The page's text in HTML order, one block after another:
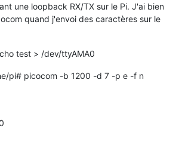
une loopback RX/TX sur le Pi. J'ai bien
quand j'envoi des caractères sur le
test > /dev/ttyAMA0
pi# picocom -b 1200 -d 7 -p e -f n